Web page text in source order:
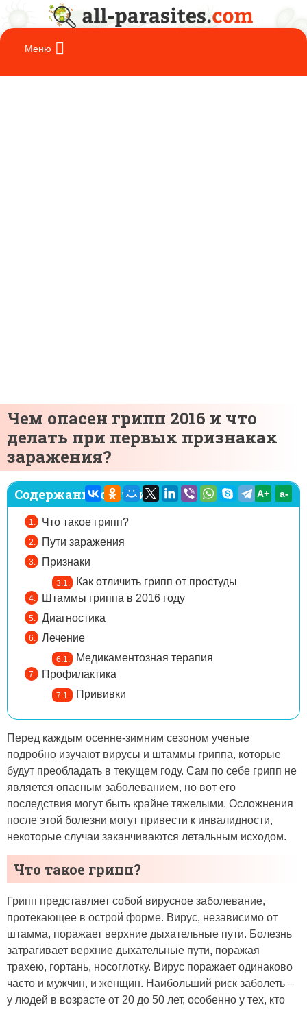
Чем опасен грипп 2016 и что
делать при первых признаках
заражения?
Содержание статьи:
Что такое грипп?
Пути заражения
Признаки
Как отличить грипп от простуды
Штаммы гриппа в 2016 году
Диагностика
Лечение
Медикаментозная терапия
Профилактика
Прививки
A+ а-
Перед каждым осенне-зимним сезоном ученые
подробно изучают вирусы и штаммы гриппа, которые
будут преобладать в текущем году. Сам по себе грипп не
является опасным заболеванием, но вот его
последствия могут быть крайне тяжелыми. Осложнения
после этой болезни могут привести к инвалидности,
некоторые случаи заканчиваются летальным исходом.
Что такое грипп?
Грипп представляет собой вирусное заболевание,
протекающее в острой форме. Вирус, независимо от
штамма, поражает верхние дыхательные пути. Болезнь
затрагивает верхние дыхательные пути, поражая
трахею, гортань, носоглотку. Вирус поражает одинаково
часто и мужчин, и женщин. Наибольший риск заболеть –
у людей в возрасте от 20 до 50 лет, особенно у тех, кто